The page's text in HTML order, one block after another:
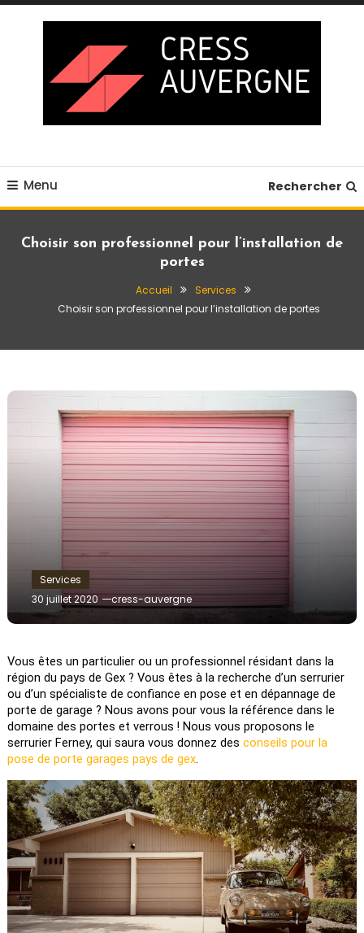
Skip
Menu Rechercher
Choisir son professionnel pour l’installation de
portes
Accueil
Services
Choisir son professionnel pour l’installation de portes
Services
30 juillet 2020
cress-auvergne
Vous êtes un particulier ou un professionnel résidant dans la
région du pays de Gex ? Vous êtes à la recherche d’un serrurier
ou d’un spécialiste de confiance en pose et en dépannage de
porte de garage ? Nous avons pour vous la référence dans le
domaine des portes et verrous ! Nous vous proposons le
serrurier Ferney, qui saura vous donnez des conseils pour la
pose de porte garages pays de gex.